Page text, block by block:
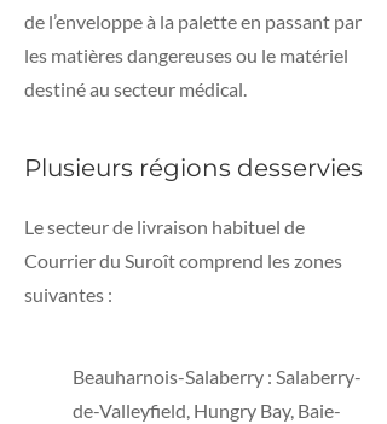
de l’enveloppe à la palette en passant par
les matières dangereuses ou le matériel
destiné au secteur médical.
Plusieurs régions desservies
Le secteur de livraison habituel de
Courrier du Suroît comprend les zones
suivantes :
Beauharnois-Salaberry : Salaberry-
de-Valleyfield, Hungry Bay, Baie-